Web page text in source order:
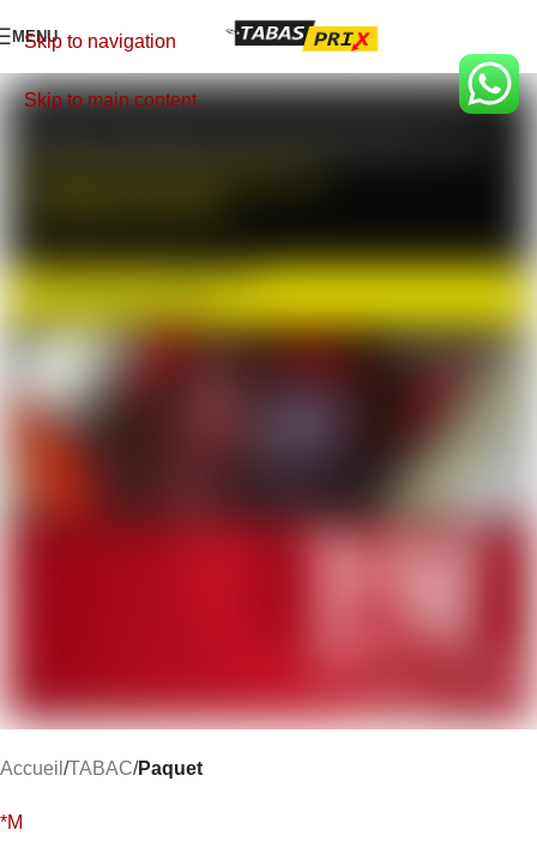
Skip to navigation
Skip to main content
MENU
Accueil TABAC Paquet
*M